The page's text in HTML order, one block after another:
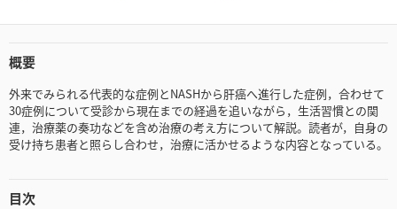
概要
外来でみられる代表的な症例とNASHから肝癌へ進行した症例，合わせて
30症例について受診から現在までの経過を追いながら，生活習慣との関
連，治療薬の奏功などを含め治療の考え方について解説。読者が，自身の
受け持ち患者と照らし合わせ，治療に活かせるような内容となっている。
目次